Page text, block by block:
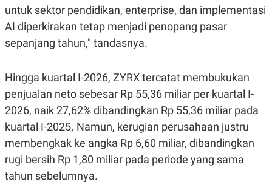
A
K
N
E
P
E
A
D
R
I
S
I
N
G
M
E
untuk sektor pendidikan, enterprise, dan implementasi
AI diperkirakan tetap menjadi penopang pasar
sepanjang tahun," tandasnya.
Hingga kuartal I-2026, ZYRX tercatat membukukan
penjualan neto sebesar Rp 55,36 miliar per kuartal I-
2026, naik 27,62% dibandingkan Rp 55,36 miliar pada
kuartal I-2025. Namun, kerugian perusahaan justru
membengkak ke angka Rp 6,60 miliar, dibandingkan
rugi bersih Rp 1,80 miliar pada periode yang sama
tahun sebelumnya.